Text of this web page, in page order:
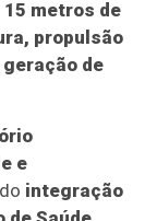
15 metros de
propulsão
de
e
integração